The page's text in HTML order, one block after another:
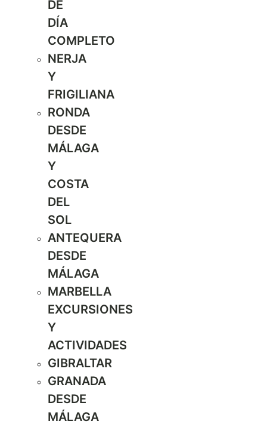
DE
DÍA
COMPLETO
NERJA
Y
FRIGILIANA
RONDA
DESDE
MÁLAGA
Y
COSTA
DEL
SOL
ANTEQUERA
DESDE
MÁLAGA
MARBELLA
EXCURSIONES
Y
ACTIVIDADES
GIBRALTAR
GRANADA
DESDE
MÁLAGA